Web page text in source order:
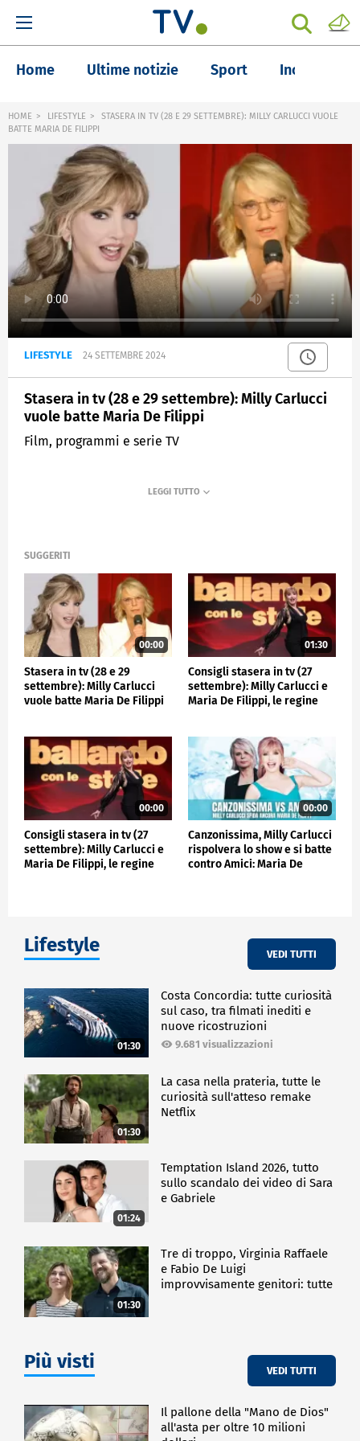
Home Ultime notizie Sport Inchieste
HOME LIFESTYLE
STASERA IN TV (28 E 29 SETTEMBRE): MILLY CARLUCCI VUOLE
BATTE MARIA DE FILIPPI
LIFESTYLE 24 SETTEMBRE 2024
Stasera in tv (28 e 29 settembre): Milly Carlucci
vuole batte Maria De Filippi
Film, programmi e serie TV
SUGGERITI
00:00
Stasera in tv (28 e 29
settembre): Milly Carlucci
vuole batte Maria De Filippi
01:30
Consigli stasera in tv (27
settembre): Milly Carlucci e
Maria De Filippi, le regine
00:00
Consigli stasera in tv (27
settembre): Milly Carlucci e
Maria De Filippi, le regine
00:00
Canzonissima, Milly Carlucci
rispolvera lo show e si batte
contro Amici: Maria De
Lifestyle VEDI TUTTI
01:30
Costa Concordia: tutte curiosità
sul caso, tra filmati inediti e
nuove ricostruzioni
9.681 visualizzazioni
01:30
La casa nella prateria, tutte le
curiosità sull'atteso remake
Netflix
01:24
Temptation Island 2026, tutto
sullo scandalo dei video di Sara
e Gabriele
01:30
Tre di troppo, Virginia Raffaele
e Fabio De Luigi
improvvisamente genitori: tutte
Più visti VEDI TUTTI
Il pallone della "Mano de Dios"
all'asta per oltre 10 milioni